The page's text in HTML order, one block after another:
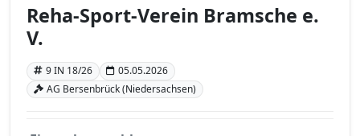
Reha-Sport-Verein Bramsche e.
V.
9 IN 18/26
05.05.2026
AG Bersenbrück (Niedersachsen)